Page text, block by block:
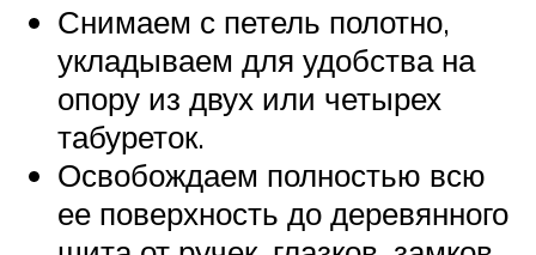
Снимаем с петель полотно,
укладываем для удобства на
опору из двух или четырех
табуреток.
Освобождаем полностью всю
ее поверхность до деревянного